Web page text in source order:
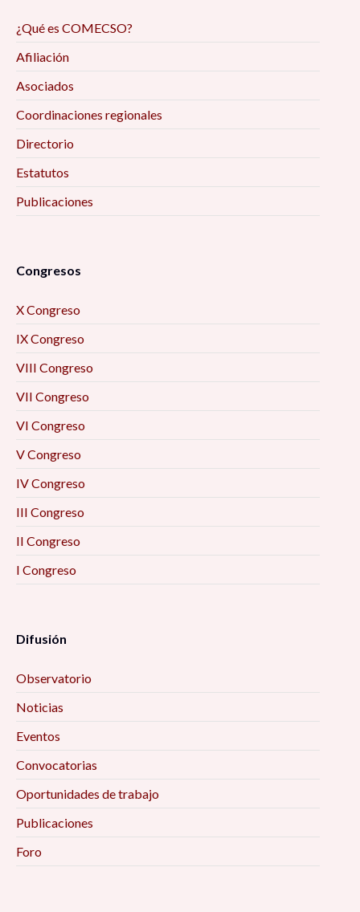
¿Qué es COMECSO?
Afiliación
Asociados
Coordinaciones regionales
Directorio
Estatutos
Publicaciones
Congresos
X Congreso
IX Congreso
VIII Congreso
VII Congreso
VI Congreso
V Congreso
IV Congreso
III Congreso
II Congreso
I Congreso
Difusión
Observatorio
Noticias
Eventos
Convocatorias
Oportunidades de trabajo
Publicaciones
Foro